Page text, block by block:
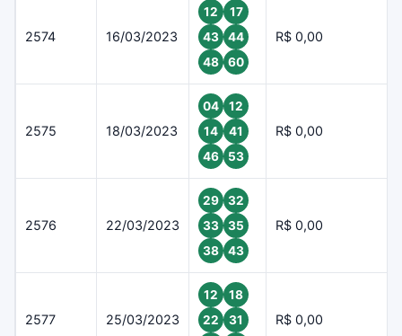
2574 16/03/2023
12
17
43
44
48
60
R$ 0,00
2575 18/03/2023
04
12
14
41
46
53
R$ 0,00
2576 22/03/2023
29
32
33
35
38
43
R$ 0,00
2577 25/03/2023
12
18
22
31
R$ 0,00